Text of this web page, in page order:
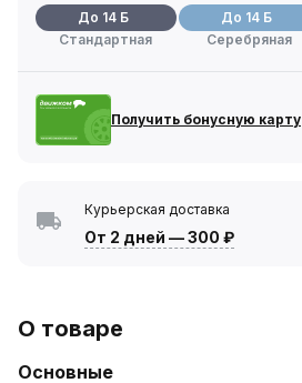
До 14 Б
Стандартная
До 14 Б
Серебряная
Получить бонусную карту
Курьерская доставка
От 2 дней —300 ₽
О товаре
Основные